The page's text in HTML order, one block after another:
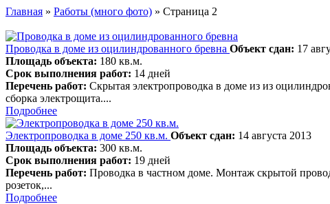
Главная » Работы (много фото) » Страница 2
Проводка в доме из оцилиндрованного бревна Объект сдан: 17
Площадь объекта: 180 кв.м.
Срок выполнения работ: 14 дней
Перечень работ: Скрытая электропроводка в доме из из
сборка электрощита....
Подробнее
Электропроводка в доме 250 кв.м. Объект сдан: 14 августа 2013
Площадь объекта: 300 кв.м.
Срок выполнения работ: 19 дней
Перечень работ: Проводка в частном доме. Монтаж скрытой
розеток,...
Подробнее